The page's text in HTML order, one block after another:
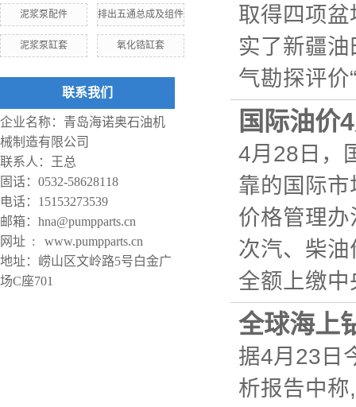
泥浆泵配件 排出五通总成及组件
泥浆泵缸套 氧化锆缸套
联系我们
企业名称：青岛海诺奥石油机
械制造有限公司
联系人：王总
固话：0532-58628118
电话：15153273539
邮箱：hna@pumpparts.cn
网址 : www.pumpparts.cn
地址：崂山区文岭路5号白金广
场C座701
取得四项
实了新疆
气勘探评价
国际油价
4月28日，
靠的国际
价格管理
次汽、柴
全额上缴中
全球海上
据4月23日
析报告中